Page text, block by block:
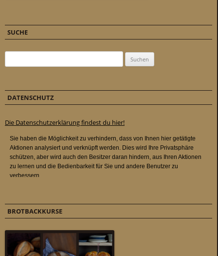
SUCHE
DATENSCHUTZ
Die Datenschutzerklärung findest du hier!
BROTBACKKURSE